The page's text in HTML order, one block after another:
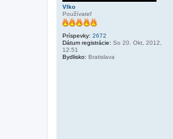
Vlko
Používateľ
Príspevky: 2672
Dátum registrácie: So 20. Okt, 2012,
12:51
Bydlisko: Bratislava